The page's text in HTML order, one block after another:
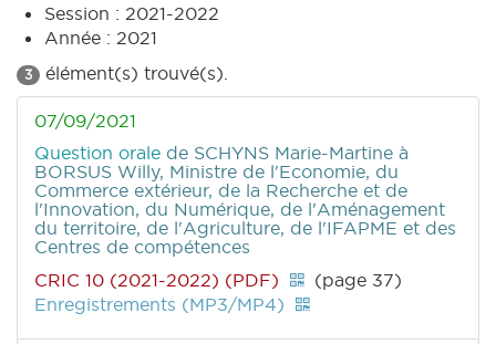
Session : 2021-2022
Année : 2021
3 élément(s) trouvé(s).
07/09/2021
Question orale de SCHYNS Marie-Martine à
BORSUS Willy, Ministre de l'Economie, du
Commerce extérieur, de la Recherche et de
l'Innovation, du Numérique, de l'Aménagement
du territoire, de l'Agriculture, de l'IFAPME et des
Centres de compétences
CRIC 10 (2021-2022) (PDF)
(page 37)
Enregistrements (MP3/MP4)